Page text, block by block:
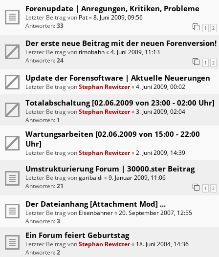
Forenupdate | Anregungen, Kritiken, Probleme
Letzter Beitrag von Pat«8. Juni 2009, 09:56
Antworten:33 1 2
Der erste neue Beitrag mit der neuen Forenversion!
Letzter Beitrag vontimobahn«4. Juni 2009, 11:13
Antworten:24 1 2
Update der Forensoftware | Aktuelle Neuerungen
Letzter Beitrag vonStephan Rewitzer«4. Juni 2009, 00:02
Totalabschaltung [02.06.2009 von 23:00 - 02:00 Uhr]
Letzter Beitrag vonStephan Rewitzer«3. Juni 2009, 02:04
Antworten: 1
Wartungsarbeiten [02.06.2009 von 15:00 - 22:00
Uhr]
Letzter Beitrag vonStephan Rewitzer«2. Juni 2009, 14:39
Umstrukturierung Forum | 30000.ster Beitrag
Letzter Beitrag vongaribaldi «9. Januar 2009, 11:06
Antworten:21 1 2
Der Dateianhang [Attachment Mod] ...
Letzter Beitrag von Eisenbahner«20. September 2007, 12:55
Antworten:3
Ein Forum feiert Geburtstag
Letzter Beitrag vonStephan Rewitzer« 18. Juni 2004, 14:36
Antworten:2